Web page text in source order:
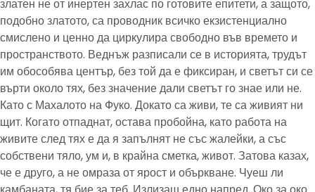
златен не от инертен захлас по готовите епитети, а защото,
подобно златото, са проводник всичко екзистенциално
смислено и ценно да циркулира свободно във времето и
пространството. Веднъж разписали се в историята, трудът
им обособява център, без той да е фиксиран, и светът си се
върти около тях, без значение дали светът го знае или не.
Като с Махалото на Фуко. Докато са живи, те са живият ни
щит. Когато отпаднат, остава пробойна, като работа на
живите след тях е да я запълнят не със жалейки, а със
собствени тяло, ум и, в крайна сметка, живот. Затова казах,
че е друго, а не омраза от ярост и объркване. Чуеш ли